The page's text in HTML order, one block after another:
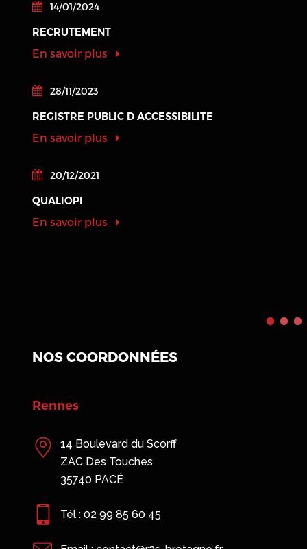
14/01/2024
RECRUTEMENT
En savoir plus
28/11/2023
REGISTRE PUBLIC D ACCESSIBILITE
En savoir plus
20/12/2021
QUALIOPI
En savoir plus
NOS COORDONNÉES